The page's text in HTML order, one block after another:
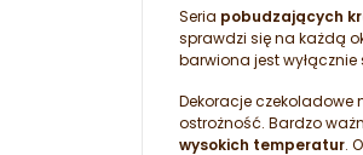
Seria pobudzających
sprawdzi się na każdą
barwiona jest
Dekoracje czekoladowe
ostrożność. Bardzo
wysokich temperatur.